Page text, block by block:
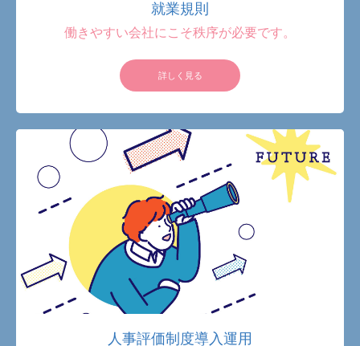
就業規則
働きやすい会社にこそ秩序が必要です。
詳しく見る
人事評価制度導入運用